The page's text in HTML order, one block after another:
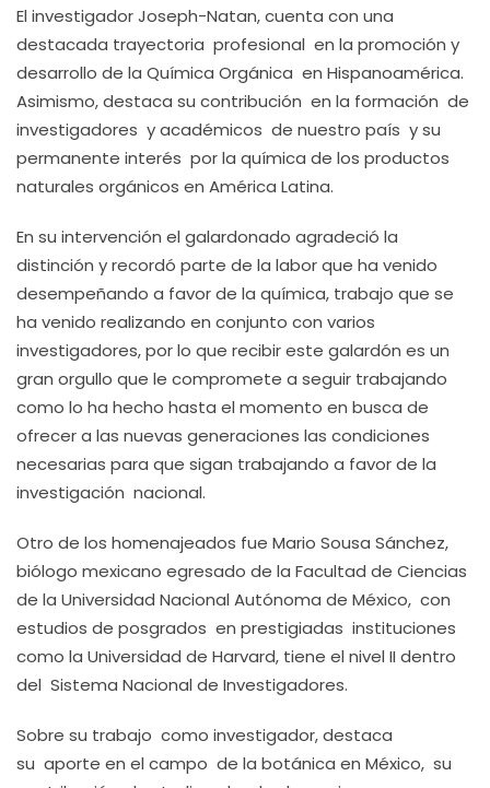
El investigador Joseph-Natan, cuenta con una
destacada trayectoria profesional en la promoción y
desarrollo de la Química Orgánica en Hispanoamérica.
Asimismo, destaca su contribución en la formación de
investigadores y académicos de nuestro país y su
permanente interés por la química de los productos
naturales orgánicos en América Latina.
En su intervención el galardonado agradeció la
distinción y recordó parte de la labor que ha venido
desempeñando a favor de la química, trabajo que se
ha venido realizando en conjunto con varios
investigadores, por lo que recibir este galardón es un
gran orgullo que le compromete a seguir trabajando
como lo ha hecho hasta el momento en busca de
ofrecer a las nuevas generaciones las condiciones
necesarias para que sigan trabajando a favor de la
investigación nacional.
Otro de los homenajeados fue Mario Sousa Sánchez,
biólogo mexicano egresado de la Facultad de Ciencias
de la Universidad Nacional Autónoma de México, con
estudios de posgrados en prestigiadas instituciones
como la Universidad de Harvard, tiene el nivel II dentro
del Sistema Nacional de Investigadores.
Sobre su trabajo como investigador, destaca
su aporte en el campo de la botánica en México, su